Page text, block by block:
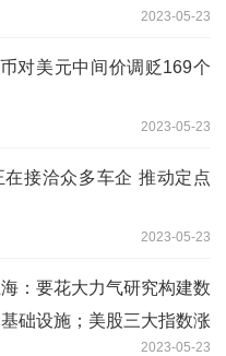
2023-05-23
对美元中间价调贬169个
2023-05-23
接洽众多车企 推动定点
2023-05-23
海：要花大力气研究构建数
础设施；美股三大指数涨
2023-05-23